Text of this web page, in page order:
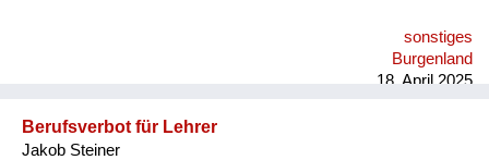
Wohnen
sonstiges
Burgenland
18. April 2025
Berufsverbot für Lehrer
Jakob Steiner